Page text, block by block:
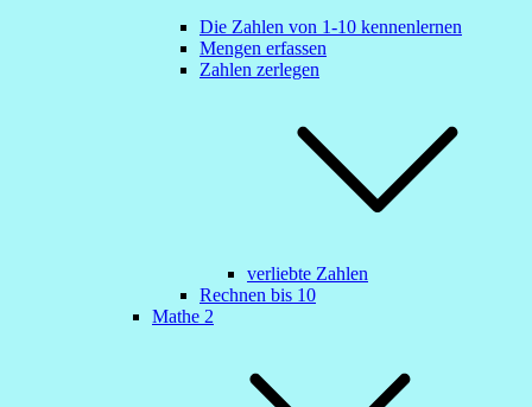
Die Zahlen von 1-10 kennenlernen
Mengen erfassen
Zahlen zerlegen
verliebte Zahlen
Rechnen bis 10
Mathe 2